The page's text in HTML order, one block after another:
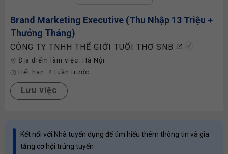
Brand Marketing Executive (Thu Nhập 13 Triệu +
Thưởng Tháng)
CÔNG TY TNHH THẾ GIỚI TUỔI THƠ SNB
Địa điểm làm việc: Hà Nội
Hết hạn: 4 tuần trước
Lưu việc
Kết nối với Nhà tuyển dụng để tìm hiểu thêm thông tin và gia
tăng cơ hội trúng tuyển